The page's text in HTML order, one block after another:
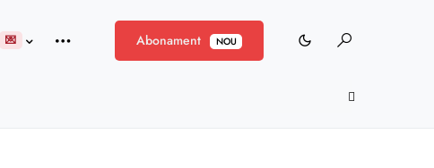
💌 Abonament NOU